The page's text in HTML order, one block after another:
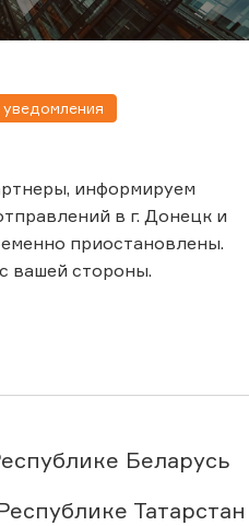
уведомления
информируем
в г. Донецк и
приостановлены.
вашей стороны.
Беларусь
Татарстан